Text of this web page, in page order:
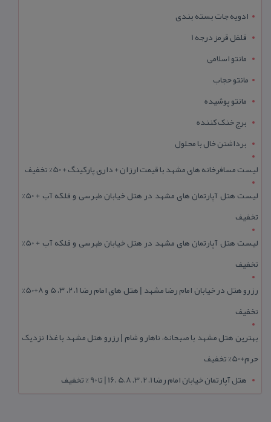
ادویه جات بسته بندی
فلفل قرمز درجه 1
مانتو اسلامی
مانتو حجاب
مانتو پوشیده
برج خنک کننده
برداشتن خال با محلول
لیست مسافرخانه های مشهد با قیمت ارزان + داری پارکینگ + 50% تخفیف
لیست هتل آپارتمان های مشهد در هتل خیابان طبرسی و فلکه آب + 50%
تخفیف
لیست هتل آپارتمان های مشهد در هتل خیابان طبرسی و فلکه آب + 50%
تخفیف
رزرو هتل در خیابان امام رضا مشهد | هتل‌ های امام رضا 1، 2، 3، 5 و 8+50%
تخفیف
بهترین هتل مشهد با صبحانه، ناهار و شام | رزرو هتل مشهد با غذا نزدیک
حرم+50% تخفیف
هتل آپارتمان خیابان امام رضا 1، 2، 3، 5،8 ،16 | تا 90 % تخفیف